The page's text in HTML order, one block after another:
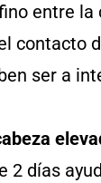
entre la
contacto
ser a
2 días